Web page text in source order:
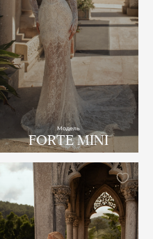
Модель
FORTE MINI